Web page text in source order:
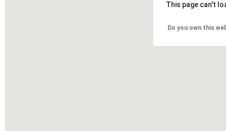
This page can't
Do you own this